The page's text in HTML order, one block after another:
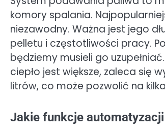
komory spalania.
niezawodny. Ważna jest jego
pelletu i częstotliwości pracy.
będziemy musieli go
ciepło jest większe, zaleca się
litrów, co może pozwolić na
Jakie funkcje